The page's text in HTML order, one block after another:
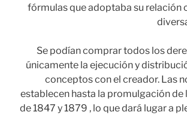
fórmulas que adoptaba su relación
Se podían comprar todos los
únicamente la ejecución y
conceptos con el creador. Las
establecen hasta la promulgación
de 1847 y 1879 , lo que dará lugar a